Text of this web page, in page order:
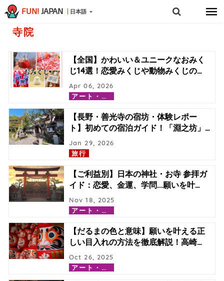
FUN! JAPAN 日本語
寺院
【全国】かわいい＆ユニークなおみく
じ14選！恋愛みくじや動物みくじの…
ア
ート・カルチャー
Apr 06, 2026
【長野・善光寺の宿坊・体験レポー
ト】初めての宿泊ガイド！「淵之坊」 …
旅行
Jan 29, 2026
【ご利益別】日本の神社・お寺 参拝ガ
イド：恋愛、金運、学問...願いを叶…
ア
ート・カルチャー
Nov 18, 2025
【だるまの色と意味】願いを叶える正
しい目入れの方法を徹底解説！高崎…
ア
ート・カルチャー
Oct 26, 2025